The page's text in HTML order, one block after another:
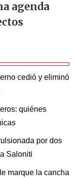
agenda
cedió y eliminó
quiénes
por dos
Saloniti
marque la cancha